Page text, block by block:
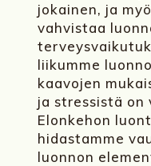
jokainen, ja
vahvistaa
liikumme
kaavojen
ja stressistä
Elonkehon
hidastamme
luonnon